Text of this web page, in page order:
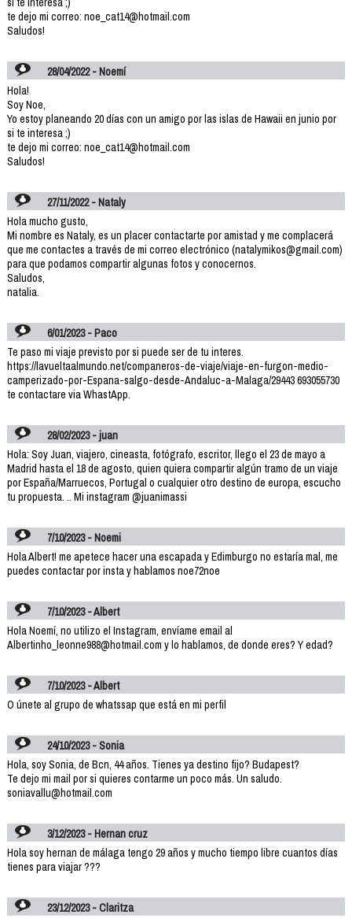
te dejo mi correo: noe_cat14@hotmail.com
Saludos!
28/04/2022 - Noemí
Hola!
Soy Noe,
Yo estoy planeando 20 días con un amigo por las islas de Hawaii en junio por
si te interesa ;)
te dejo mi correo: noe_cat14@hotmail.com
Saludos!
27/11/2022 - Nataly
Hola mucho gusto,
Mi nombre es Nataly, es un placer contactarte por amistad y me complacerá
que me contactes a través de mi correo electrónico (natalymikos@gmail.com)
para que podamos compartir algunas fotos y conocernos.
Saludos,
natalia.
6/01/2023 - Paco
Te paso mi viaje previsto por si puede ser de tu interes.
https://lavueltaalmundo.net/companeros-de-viaje/viaje-en-furgon-medio-
camperizado-por-Espana-salgo-desde-Andaluc-a-Malaga/29443 693055730
te contactare via WhastApp.
28/02/2023 - juan
Hola: Soy Juan, viajero, cineasta, fotógrafo, escritor, llego el 23 de mayo a
Madrid hasta el 18 de agosto, quien quiera compartir algún tramo de un viaje
por España/Marruecos, Portugal o cualquier otro destino de europa, escucho
tu propuesta. .. Mi instagram @juanimassi
7/10/2023 - Noemi
Hola Albert! me apetece hacer una escapada y Edimburgo no estaría mal, me
puedes contactar por insta y hablamos noe72noe
7/10/2023 - Albert
Hola Noemí, no utilizo el Instagram, envíame email al
Albertinho_leonne988@hotmail.com y lo hablamos, de donde eres? Y edad?
7/10/2023 - Albert
O únete al grupo de whatssap que está en mi perfil
24/10/2023 - Sonia
Hola, soy Sonia, de Bcn, 44 años. Tienes ya destino fijo? Budapest?
Te dejo mi mail por si quieres contarme un poco más. Un saludo.
soniavallu@hotmail.com
3/12/2023 - Hernan cruz
Hola soy hernan de málaga tengo 29 años y mucho tiempo libre cuantos días
tienes para viajar ???
23/12/2023 - Claritza